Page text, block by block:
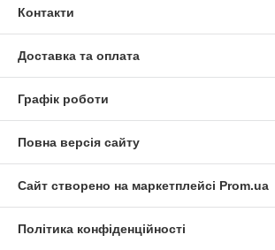
Контакти
Доставка та оплата
Графік роботи
Повна версія сайту
Сайт створено на маркетплейсі Prom.ua
Політика конфіденційності